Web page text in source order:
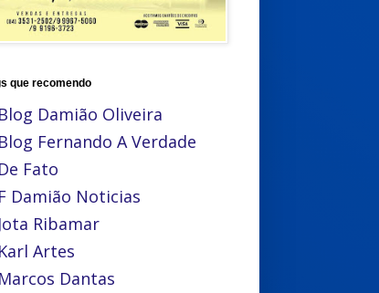
que recomendo
Blog Damião Oliveira
Blog Fernando A Verdade
De Fato
F Damião Noticias
Jota Ribamar
Karl Artes
Marcos Dantas